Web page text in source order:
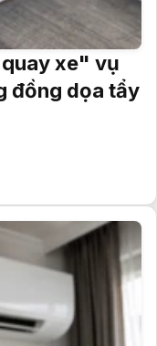
xe" vụ
đồng dọa tẩy